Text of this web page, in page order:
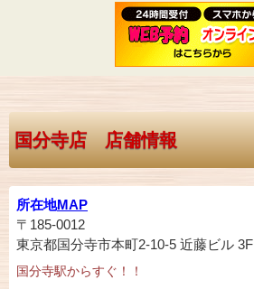
国分寺店 店舗情報
所在地MAP
〒185-0012
東京都国分寺市本町2-10-5 近藤ビル 3F
国分寺駅からすぐ！！